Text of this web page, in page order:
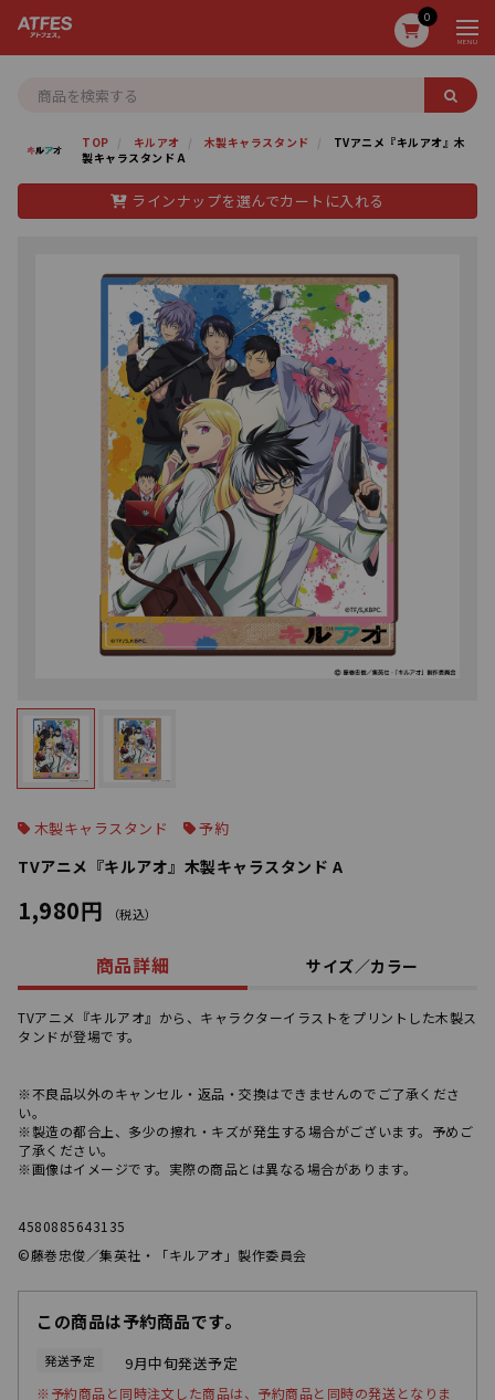
0
MENU
TOP キルアオ 木製キャラスタンド
TVアニメ『キルアオ』木
製キャラスタンド A
ラインナップを選んでカートに入れる
木製キャラスタンド 予約
TVアニメ『キルアオ』木製キャラスタンド A
1,980円 （税込）
商品詳細 サイズ／カラー
TVアニメ『キルアオ』から、キャラクターイラストをプリントした木製ス
タンドが登場です。
※不良品以外のキャンセル・返品・交換はできませんのでご了承くださ
い。
※製造の都合上、多少の擦れ・キズが発生する場合がございます。予めご
了承ください。
※画像はイメージです。実際の商品とは異なる場合があります。
4580885643135
©藤巻忠俊／集英社・「キルアオ」製作委員会
この商品は予約商品です。
発送予定 9月中旬発送予定
※予約商品と同時注文した商品は、予約商品と同時の発送となりま